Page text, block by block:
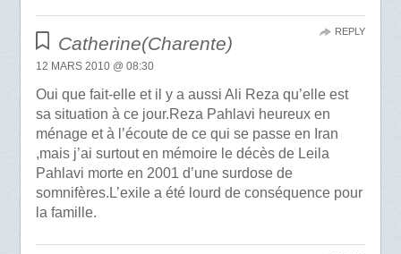
Catherine(Charente)
12 MARS 2010 @ 08:30
Oui que fait-elle et il y a aussi Ali Reza qu’elle est
sa situation à ce jour.Reza Pahlavi heureux en
ménage et à l’écoute de ce qui se passe en Iran
,mais j’ai surtout en mémoire le décès de Leila
Pahlavi morte en 2001 d’une surdose de
somnifères.L’exile a été lourd de conséquence pour
la famille.
REPLY